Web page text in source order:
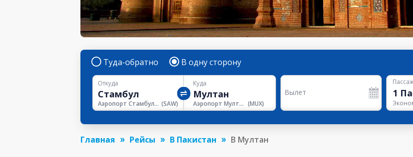
Туда-обратно В одну сторону
Откуда
Аэропорт Стамбул им. Сабихи Гёкчен (SAW)
Куда
Аэропорт Мултана (MUX)
Вылет 1
Главная Рейсы В Пакистан В Мултан